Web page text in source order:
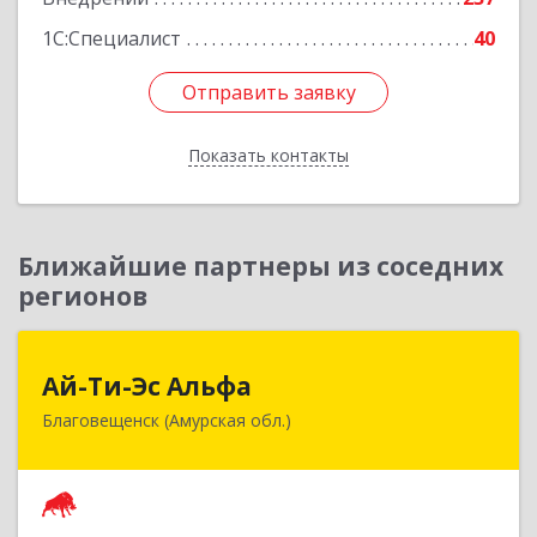
1С:Специалист
40
Отправить заявку
Показать контакты
Отправить заявку
Назад
Ближайшие партнеры из соседних
регионов
Ай-Ти-Эс Альфа
Благовещенск (Амурская обл.)
675000, Амурская обл, Благовещенск г, Зейская